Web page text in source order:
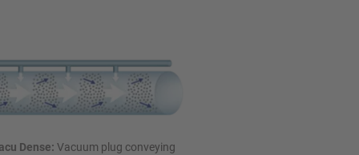
Dense: Vacuum plug conveying